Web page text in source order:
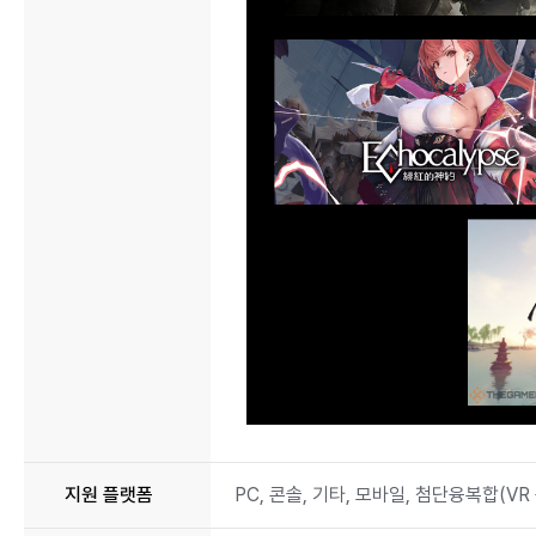
지원 플랫폼 PC, 콘솔, 기타, 모바일, 첨단융복합(VR